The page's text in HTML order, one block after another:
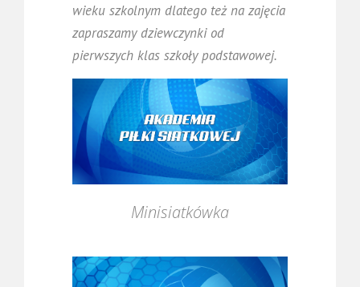
wieku szkolnym dlatego też na zajęcia
zapraszamy dziewczynki od
pierwszych klas szkoły podstawowej.
Minisiatkówka